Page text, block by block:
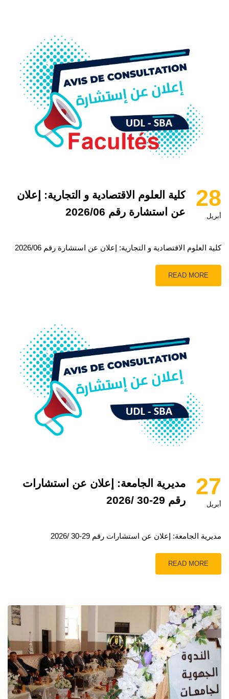
28
أبريل
كلية العلوم الاقتصادية و التجارية: إعلان
عن استشارة رقم 2026/06
كلية العلوم الاقتصادية و التجارية: إعلان عن استشارة رقم 2026/06
READ MORE
27
أبريل
مديرية الجامعة: إعلان عن استشارات
رقم 29-30 /2026
مديرية الجامعة: إعلان عن استشارات رقم 29-30 /2026
READ MORE